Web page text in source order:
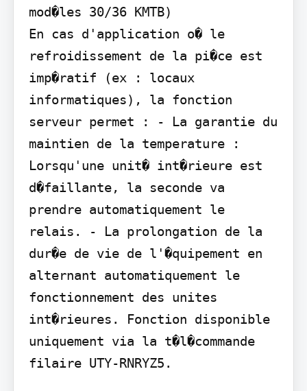
mod�les 30/36 KMTB)
En cas d'application o� le
refroidissement de la pi�ce est
imp�ratif (ex : locaux
informatiques), la fonction
serveur permet : - La garantie du
maintien de la temperature :
Lorsqu'une unit� int�rieure est
d�faillante, la seconde va
prendre automatiquement le
relais. - La prolongation de la
dur�e de vie de l'�quipement en
alternant automatiquement le
fonctionnement des unites
int�rieures. Fonction disponible
uniquement via la t�l�commande
filaire UTY-RNRYZ5.